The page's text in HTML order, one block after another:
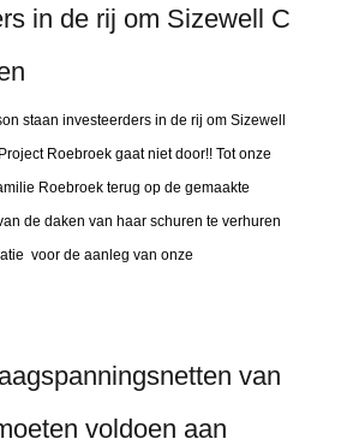
in de rij om Sizewell C
staan investeerders in de rij om Sizewell
Roebroek gaat niet door!! Tot onze
Roebroek terug op de gemaakte
de daken van haar schuren te verhuren
voor de aanleg van onze
van
voldoen aan